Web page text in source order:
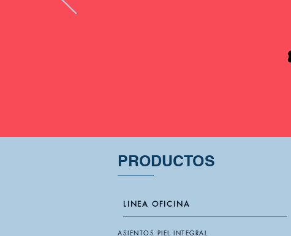
PRODUCTOS
LINEA OFICINA
ASIENTOS PIEL INTEGRAL